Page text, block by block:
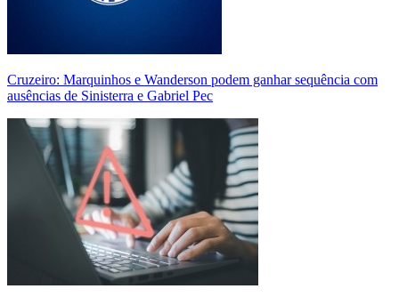
Cruzeiro: Marquinhos e Wanderson podem ganhar sequência com
ausências de Sinisterra e Gabriel Pec